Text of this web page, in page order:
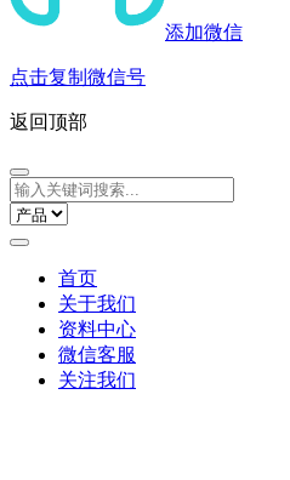
添加微信
点击复制微信号
返回顶部
首页
关于我们
资料中心
微信客服
关注我们